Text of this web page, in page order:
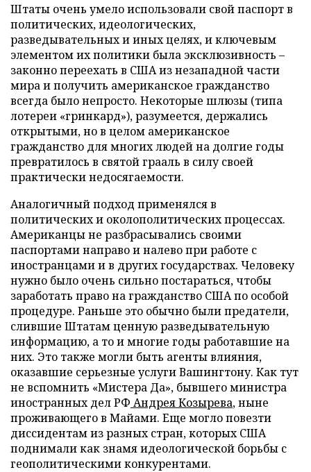
Штаты очень умело использовали свой паспорт в
политических, идеологических,
разведывательных и иных целях, и ключевым
элементом их политики была эксклюзивность –
законно переехать в США из незападной части
мира и получить американское гражданство
всегда было непросто. Некоторые шлюзы (типа
лотереи «гринкард»), разумеется, держались
открытыми, но в целом американское
гражданство для многих людей на долгие годы
превратилось в святой грааль в силу своей
практически недосягаемости.
Аналогичный подход применялся в
политических и околополитических процессах.
Американцы не разбрасывались своими
паспортами направо и налево при работе с
иностранцами и в других государствах. Человеку
нужно было очень сильно постараться, чтобы
заработать право на гражданство США по особой
процедуре. Раньше это обычно были предатели,
слившие Штатам ценную разведывательную
информацию, а то и многие годы работавшие на
них. Это также могли быть агенты влияния,
оказавшие серьезные услуги Вашингтону. Как тут
не вспомнить «Мистера Да», бывшего министра
иностранных дел РФ Андрея Козырева, ныне
проживающего в Майами. Еще могло повезти
диссидентам из разных стран, которых США
поднимали как знамя идеологической борьбы с
геополитическими конкурентами.